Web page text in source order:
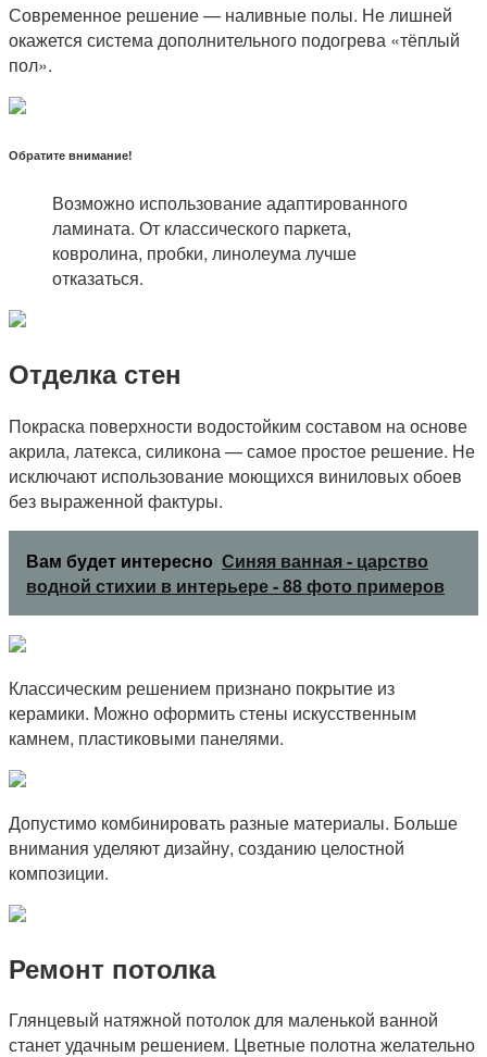
Современное решение — наливные полы. Не лишней
окажется система дополнительного подогрева «тёплый
пол».
Обратите внимание!
Возможно использование адаптированного
ламината. От классического паркета,
ковролина, пробки, линолеума лучше
отказаться.
Отделка стен
Покраска поверхности водостойким составом на основе
акрила, латекса, силикона — самое простое решение. Не
исключают использование моющихся виниловых обоев
без выраженной фактуры.
Вам будет интересно Синяя ванная - царство
водной стихии в интерьере - 88 фото примеров
Классическим решением признано покрытие из
керамики. Можно оформить стены искусственным
камнем, пластиковыми панелями.
Допустимо комбинировать разные материалы. Больше
внимания уделяют дизайну, созданию целостной
композиции.
Ремонт потолка
Глянцевый натяжной потолок для маленькой ванной
станет удачным решением. Цветные полотна желательно